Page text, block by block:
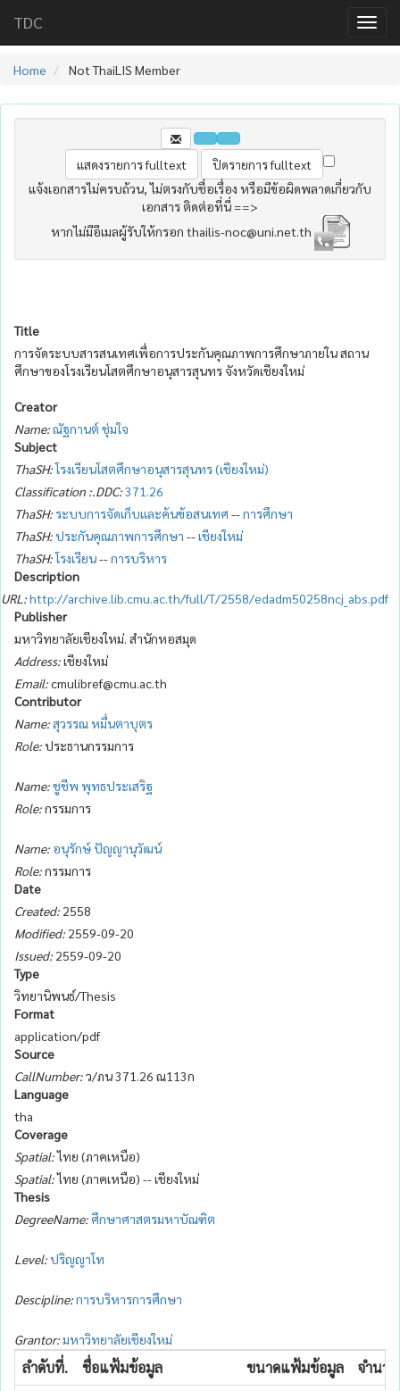
TDC
Home Not ThaiLIS Member
แจ้งเอกสารไม่ครบถ้วน, ไม่ตรงกับชื่อเรื่อง หรือมีข้อผิดพลาดเกี่ยวกับ
เอกสาร ติดต่อที่นี่ ==>
หากไม่มีอีเมลผู้รับให้กรอก thailis-noc@uni.net.th
Title
การจัดระบบสารสนเทศเพื่อการประกันคุณภาพการศึกษาภายใน สถาน
ศึกษาของโรงเรียนโสตศึกษาอนุสารสุนทร จังหวัดเชียงใหม่
Creator
Name:ณัฐกานต์ ชุ่มใจ
Subject
ThaSH:โรงเรียนโสตศึกษาอนุสารสุนทร (เชียงใหม่)
Classification :.DDC:371.26
ThaSH: ระบบการจัดเก็บและค้นข้อสนเทศ --การศึกษา
ThaSH:ประกันคุณภาพการศึกษา --เชียงใหม่
ThaSH:โรงเรียน--การบริหาร
Description
URL:http://archive.lib.cmu.ac.th/full/T/2558/edadm50258ncj_abs.pdf
Publisher
มหาวิทยาลัยเชียงใหม่. สำนักหอสมุด
Address:เชียงใหม่
Email:cmulibref@cmu.ac.th
Contributor
Name:สุวรรณ หมื่นตาบุตร
Role:ประธานกรรมการ
Name:ชูชีพ พุทธประเสริฐ
Role:กรรมการ
Name: อนุรักษ์ ปัญญานุวัฒน์
Role:กรรมการ
Date
Created: 2558
Modified: 2559-09-20
Issued: 2559-09-20
Type
วิทยานิพนธ์/Thesis
Format
application/pdf
Source
CallNumber:ว/ภน 371.26 ณ113ก
Language
tha
Coverage
Spatial:ไทย (ภาคเหนือ)
Spatial:ไทย (ภาคเหนือ) -- เชียงใหม่
Thesis
DegreeName: ศึกษาศาสตรมหาบัณฑิต
Level:ปริญญาโท
Descipline:การบริหารการศึกษา
Grantor:มหาวิทยาลัยเชียงใหม่
ลำดับที่. ชื่อแฟ้มข้อมูล ขนาดแฟ้มข้อมูล
จำนว